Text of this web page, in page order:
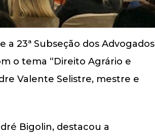
23ª Subseção dos Advogados
o tema “Direito Agrário e
Valente Selistre, mestre e
Bigolin, destacou a